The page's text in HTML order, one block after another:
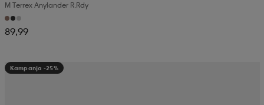
M Terrex Anylander R.rdy
89,99
Kampanja -25%